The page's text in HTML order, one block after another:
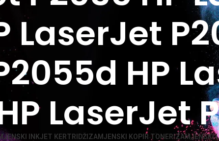
LaserJet
HP
LaserJet
INKJET KERTRIDŽI ZAMJENSKI KOPIR TONERIZAMJENSKI